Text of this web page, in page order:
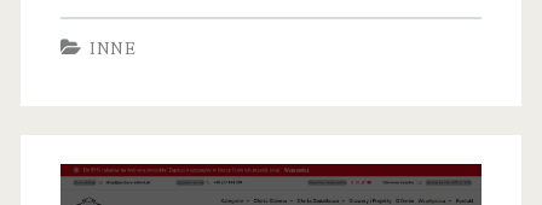
INNE